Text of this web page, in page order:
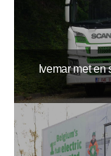
Ivemar met